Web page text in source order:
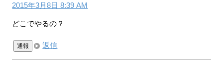
2015年3月8日 8:39 AM
どこでやるの？
通報 返信